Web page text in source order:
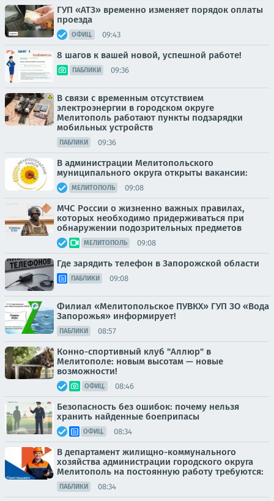
ГУП «АТЗ» временно изменяет порядок оплаты
проезда
ОФИЦ. 09:43
8 шагов к вашей новой, успешной работе!
ПАБЛИКИ 09:36
В связи с временным отсутствием
электроэнергии в городском округе
Мелитополь работают пункты подзарядки
мобильных устройств
ПАБЛИКИ 09:36
В администрации Мелитопольского
муниципального округа открыты вакансии:
МЕЛИТОПОЛЬ 09:08
МЧС России о жизненно важных правилах,
которых необходимо придерживаться при
обнаружении подозрительных предметов
МЕЛИТОПОЛЬ 09:08
Где зарядить телефон в Запорожской области
ПАБЛИКИ 09:08
Филиал «Мелитопольское ПУВКХ» ГУП ЗО «Вода
Запорожья» информирует!
ПАБЛИКИ 08:57
Конно-спортивный клуб "Аллюр" в
Мелитополе: новым высотам — новые
возможности!
ОФИЦ. 08:46
Безопасность без ошибок: почему нельзя
хранить найденные боеприпасы
ОФИЦ. 08:34
В департамент жилищно-коммунального
хозяйства администрации городского округа
Мелитополь на постоянную работу требуются:
ПАБЛИКИ 08:34